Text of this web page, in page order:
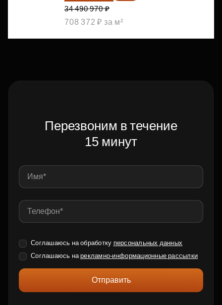
34 490 970 ₽
708 372 ₽ за м²
Перезвоним в течение
15 минут
Соглашаюсь на обработку персональных данных
Соглашаюсь нарекламно-информационные рассылки
Отправить